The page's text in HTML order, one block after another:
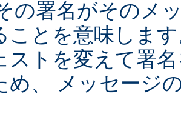
の署名がそのメ
ことを意味しま
ストを変えて署
め、 メッセージ